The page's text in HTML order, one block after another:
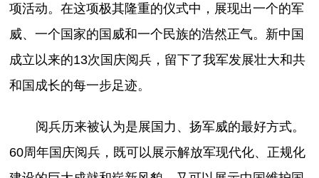
项活动。在这项极其隆重的仪式中，展现出一个的军
威、一个国家的国威和一个民族的浩然正气。新中国
成立以来的13次国庆阅兵，留下了我军发展壮大和共
和国成长的每一步足迹。
阅兵历来被认为是展国力、扬军威的最好方式。
60周年国庆阅兵，既可以展示解放军现代化、正规化